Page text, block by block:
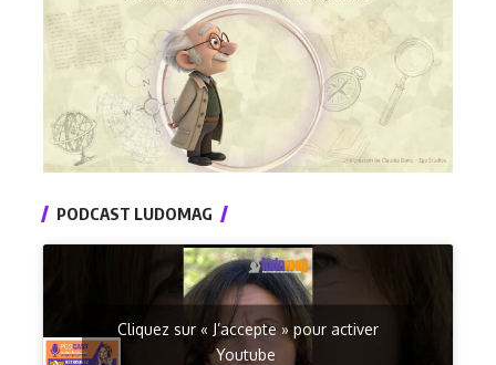
PODCAST LUDOMAG
Cliquez sur « J’accepte » pour activer
Youtube